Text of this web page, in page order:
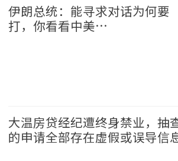
伊朗总统：能寻求对话为何要
打，你看看中美…
大温房贷经纪遭终身禁业，抽
的申请全部存在虚假或误导信